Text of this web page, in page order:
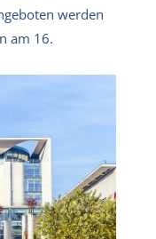
werden
am 16.